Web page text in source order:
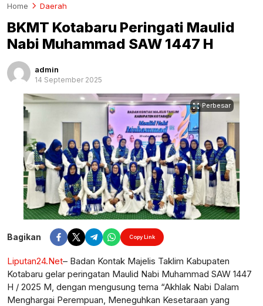
Home Daerah
BKMT Kotabaru Peringati Maulid
Nabi Muhammad SAW 1447 H
admin
14 September 2025
Perbesar
Bagikan Copy Link
Liputan24.Net– Badan Kontak Majelis Taklim Kabupaten
Kotabaru gelar peringatan Maulid Nabi Muhammad SAW 1447
H / 2025 M, dengan mengusung tema “Akhlak Nabi Dalam
Menghargai Perempuan, Meneguhkan Kesetaraan yang